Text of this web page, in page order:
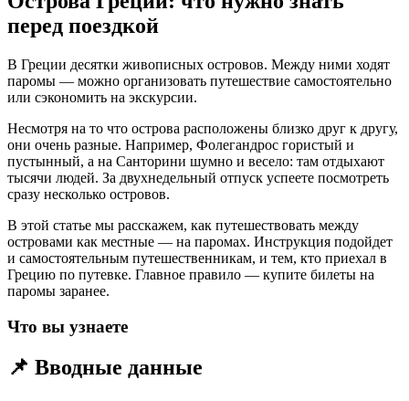
перед поездкой
В Греции десятки живописных островов. Между ними ходят
паромы — можно организовать путешествие самостоятельно
или сэкономить на экскурсии.
Несмотря на то что острова расположены близко друг к другу,
они очень разные. Например, Фолегандрос гористый и
пустынный, а на Санторини шумно и весело: там отдыхают
тысячи людей. За двухнедельный отпуск успеете посмотреть
сразу несколько островов.
В этой статье мы расскажем, как путешествовать между
островами как местные — на паромах. Инструкция подойдет
и самостоятельным путешественникам, и тем, кто приехал в
Грецию по путевке. Главное правило — купите билеты на
паромы заранее.
Что вы узнаете
📌 Вводные данные